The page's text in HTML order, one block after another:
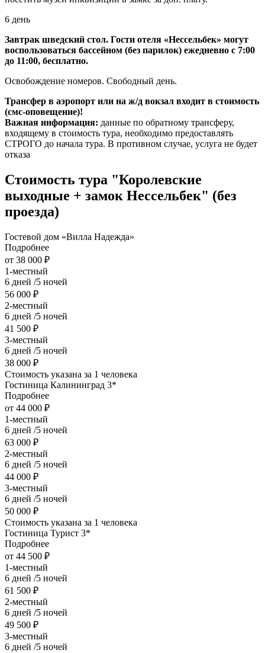
6 день
Завтрак шведский стол. Гости отеля «Нессельбек» могут
воспользоваться бассейном (без парилок) ежедневно с 7:00
до 11:00, бесплатно.
Освобождение номеров. Свободный день.
Трансфер в аэропорт или на ж/д вокзал входит в стоимость
(смс-оповещение)!
Важная информация: данные по обратному трансферу,
входящему в стоимость тура, необходимо предоставлять
СТРОГО до начала тура. В противном случае, услуга не будет
отказа
Стоимость тура "Королевские
выходные + замок Нессельбек" (без
проезда)
Гостевой дом «Вилла Надежда»
Подробнее
от 38 000 ₽
1-местный
6 дней /5 ночей
56 000 ₽
2-местный
6 дней /5 ночей
41 500 ₽
3-местный
6 дней /5 ночей
38 000 ₽
Стоимость указана за 1 человека
Гостиница Калининград 3*
Подробнее
от 44 000 ₽
1-местный
6 дней /5 ночей
63 000 ₽
2-местный
6 дней /5 ночей
44 000 ₽
3-местный
6 дней /5 ночей
50 000 ₽
Стоимость указана за 1 человека
Гостиница Турист 3*
Подробнее
от 44 500 ₽
1-местный
6 дней /5 ночей
61 500 ₽
2-местный
6 дней /5 ночей
49 500 ₽
3-местный
6 дней /5 ночей